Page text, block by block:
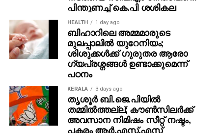
HEALTH 1 day ago
ബിഹാറിലെ അമ്മമാരുടെ
മുലപ്പാലിൽ യുറേനിയം;
ശിശുക്കൾക്ക് ​ഗുരുതര ആരോ​
ഗ്യപ്രശ്നങ്ങൾ ഉണ്ടാക്കുമെന്ന്
പഠനം
KERALA 3 days ago
തൃശൂര്‍ ബി.ജെ.പിയില്‍
തമ്മില്‍ത്തല്ല്; കൗണ്‍സിലര്‍ക്ക്
അവസാന നിമിഷം സീറ്റ് നഷ്ടം,
പകരം ആര്‍.എസ്.എസ്
നേതാവിന്റെ മകള്‍ സ്ഥാനാര്‍ത്ഥി